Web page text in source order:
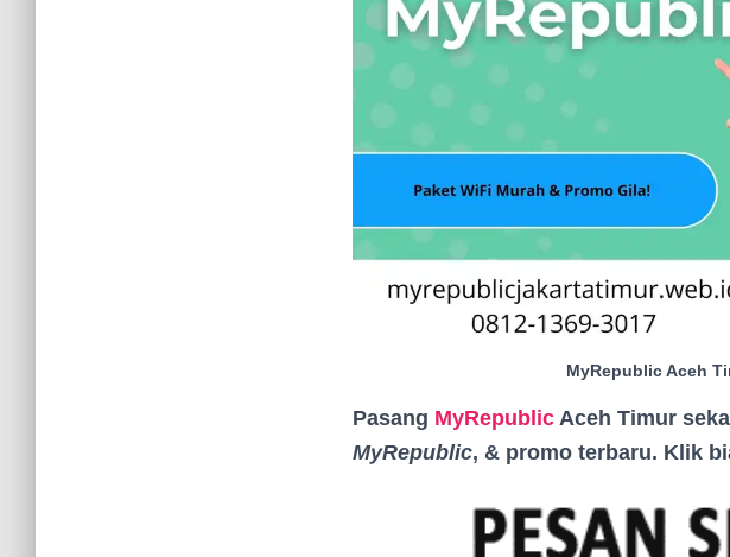
MyRepublic Aceh
Pasang MyRepublic Aceh Timur
MyRepublic, & promo terbaru. Klik